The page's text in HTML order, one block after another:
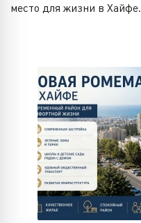
место для жизни в Хайфе.